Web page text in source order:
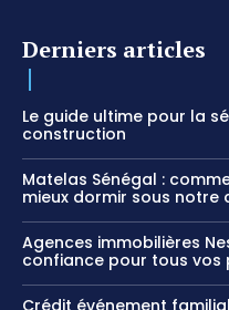
Derniers articles
Le guide ultime pour la
construction
Matelas Sénégal :
mieux dormir sous notre
Agences immobilières
confiance pour tous vos
Crédit événement